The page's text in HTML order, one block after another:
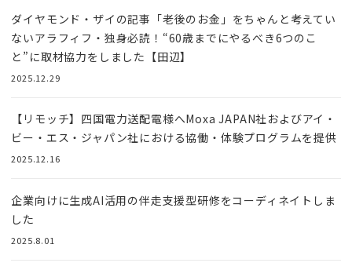
ダイヤモンド・ザイの記事「老後のお金」をちゃんと考えてい
ないアラフィフ・独身必読！“60歳までにやるべき6つのこ
と”に取材協力をしました【田辺】
2025.12.29
【リモッチ】四国電⼒送配電様へMoxa JAPAN社およびアイ・
ビー・エス・ジャパン社における協働・体験プログラムを提供
2025.12.16
企業向けに生成AI活用の伴走支援型研修をコーディネイトしま
した
2025.8.01